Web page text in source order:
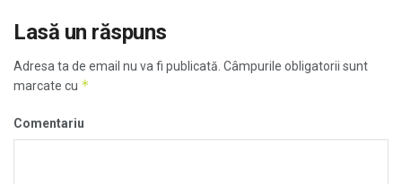
Lasă un răspuns
Adresa ta de email nu va fi publicată. Câmpurile obligatorii sunt
marcate cu *
Comentariu